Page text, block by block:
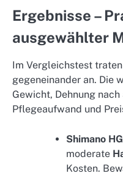
Ergebnisse –
ausgewählter
Im Vergleichstest
gegeneinander an. Die
Gewicht, Dehnung
Pflegeaufwand und
Shimano
moderate
Kosten.